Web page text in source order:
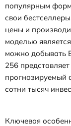
популярным
свои
цены и
моделью
можно добывать
256
прогнозируемый
сотни тысяч
Ключевая